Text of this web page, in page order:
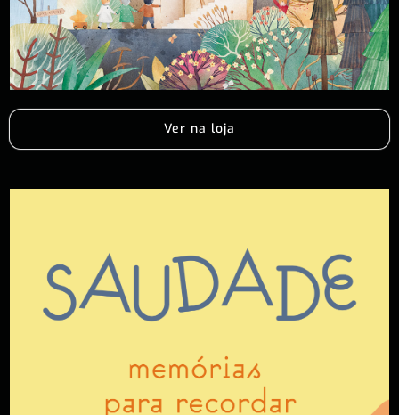
Ver na loja